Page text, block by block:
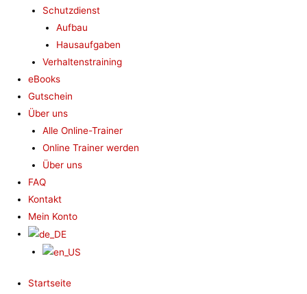
Schutzdienst
Aufbau
Hausaufgaben
Verhaltenstraining
eBooks
Gutschein
Über uns
Alle Online-Trainer
Online Trainer werden
Über uns
FAQ
Kontakt
Mein Konto
Startseite